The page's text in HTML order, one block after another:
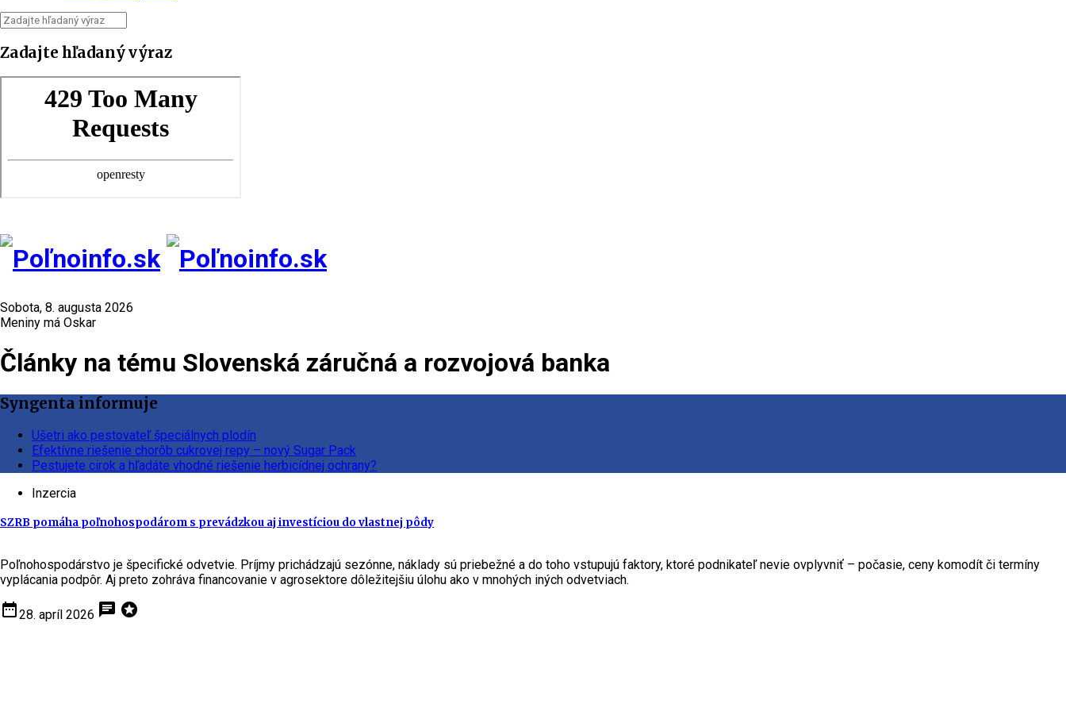
Zadajte hľadaný výraz
Sobota, 8. augusta 2026
Meniny má Oskar
Články na tému Slovenská záručná a rozvojová banka
Syngenta informuje
Ušetri ako pestovateľ špeciálnych plodín
Efektívne riešenie chorôb cukrovej repy – nový Sugar Pack
Pestujete cirok a hľadáte vhodné riešenie herbicídnej ochrany?
Inzercia
SZRB pomáha poľnohospodárom s prevádzkou aj investíciou do vlastnej pôdy
Poľnohospodárstvo je špecifické odvetvie. Príjmy prichádzajú sezónne, náklady sú priebežné a do toho vstupujú faktory, ktoré podnikateľ nevie ovplyvniť – počasie, ceny komodít či termíny
vyplácania podpôr. Aj preto zohráva financovanie v agrosektore dôležitejšiu úlohu ako v mnohých iných odvetviach.
date_range28. apríl 2026 chat stars